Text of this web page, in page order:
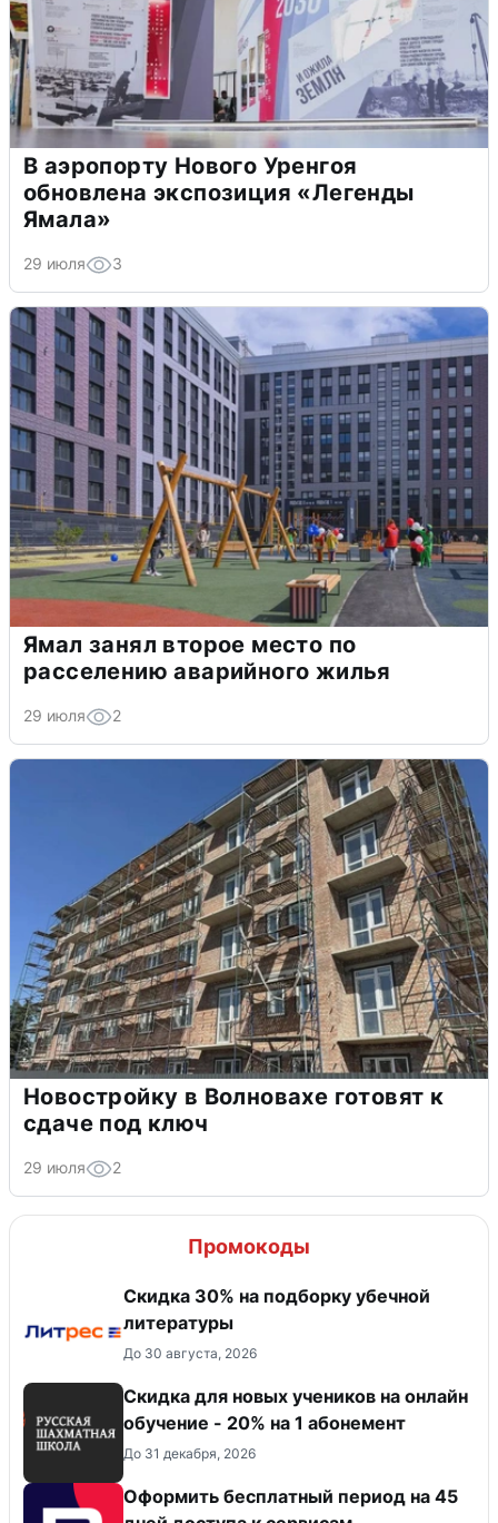
В аэропорту Нового Уренгоя
обновлена экспозиция «Легенды
Ямала»
29 июля 3
Ямал занял второе место по
расселению аварийного жилья
29 июля 2
Новостройку в Волновахе готовят к
сдаче под ключ
29 июля 2
Промокоды
Скидка 30% на подборку убечной
литературы
До 30 августа, 2026
Скидка для новых учеников на онлайн
обучение - 20% на 1 абонемент
До 31 декабря, 2026
Оформить бесплатный период на 45